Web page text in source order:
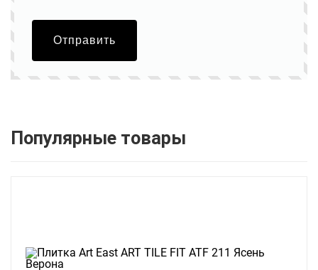
Отправить
Популярные товары